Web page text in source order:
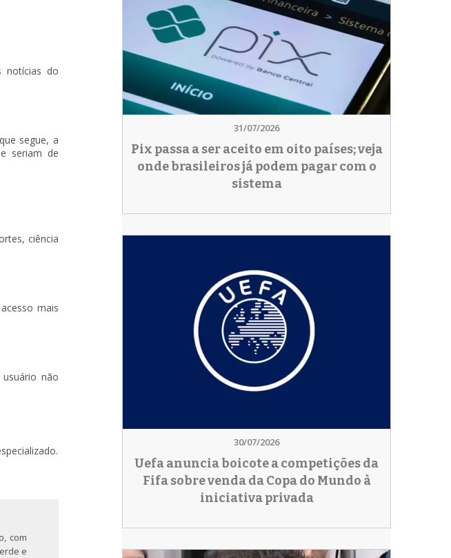
notícias do
segue, a
seriam de
ciência
mais
não
com
e
31/07/2026
Pix passa a ser aceito em oito países; veja
onde brasileiros já podem pagar com o
sistema
30/07/2026
Uefa anuncia boicote a competições da
Fifa sobre venda da Copa do Mundo à
iniciativa privada